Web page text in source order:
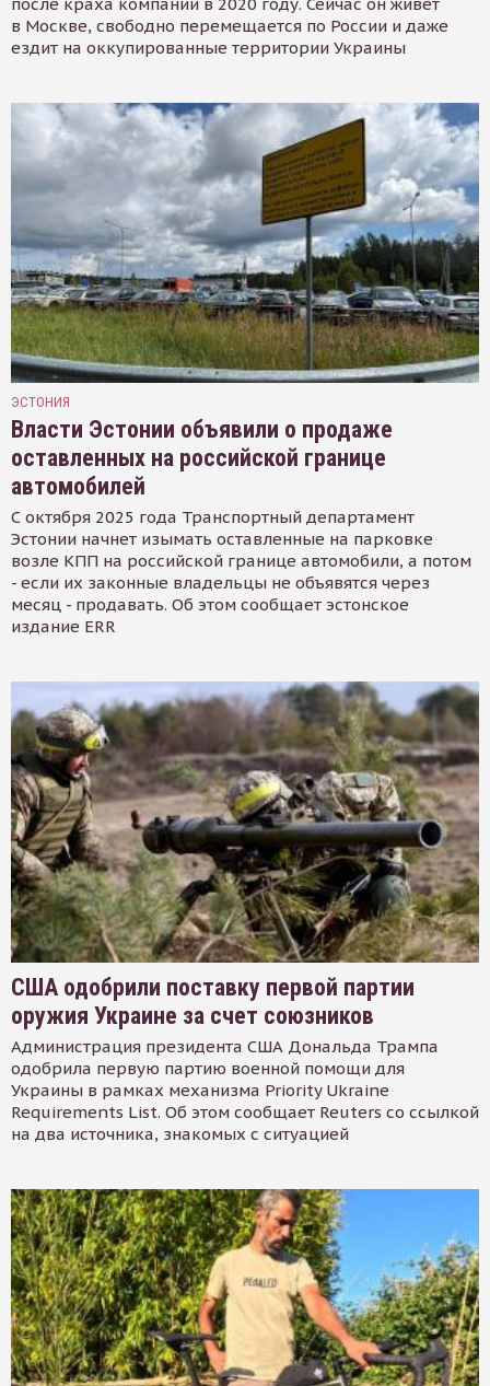
в Москве, свободно перемещается по России и даже
ездит на оккупированные территории Украины
ЭСТОНИЯ
Власти Эстонии объявили о продаже
оставленных на российской границе
автомобилей
С октября 2025 года Транспортный департамент
Эстонии начнет изымать оставленные на парковке
возле КПП на российской границе автомобили, а потом
- если их законные владельцы не объявятся через
месяц - продавать. Об этом сообщает эстонское
издание ERR
США одобрили поставку первой партии
оружия Украине за счет союзников
Администрация президента США Дональда Трампа
одобрила первую партию военной помощи для
Украины в рамках механизма Priority Ukraine
Requirements List. Об этом сообщает Reuters со ссылкой
на два источника, знакомых с ситуацией